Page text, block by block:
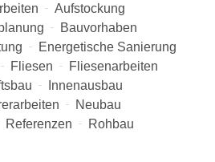
Aufstockung
Bauvorhaben
Energetische Sanierung
Fliesen
Fliesenarbeiten
Innenausbau
Neubau
Referenzen
Rohbau